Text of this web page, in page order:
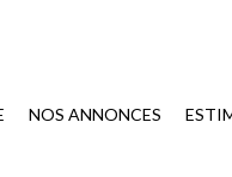
NOS ANNONCES